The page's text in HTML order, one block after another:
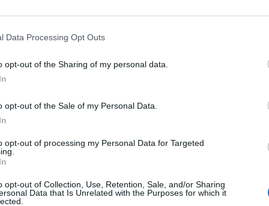
Data Processing Opt Outs
opt-out of the Sharing of my personal data.
opt-out of the Sale of my Personal Data.
opt-out of processing my Personal Data for Targeted
opt-out of Collection, Use, Retention, Sale, and/or Sharing
Data that Is Unrelated with the Purposes for which it
Reggiano, se ne parla domani nella sede
Italiana dei Consorzi ad Indicazione
generale Consorzio del Parmigiano
Stefano Vaccari, direttore generale
Rudy Giuliani a Come States?
Trump, Meloni e la strategia
americana